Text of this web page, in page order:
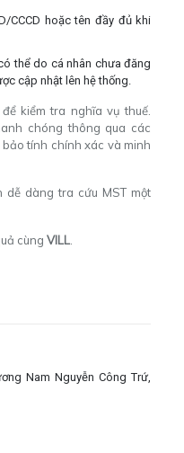
CCCD hoặc tên đầy đủ khi
thể do cá nhân chưa đăng
cập nhật lên hệ thống.
kiểm tra nghĩa vụ thuế.
chóng thông qua các
tính chính xác và minh
dàng tra cứu MST một
cùng VILL.
Nam Nguyễn Công Trứ,